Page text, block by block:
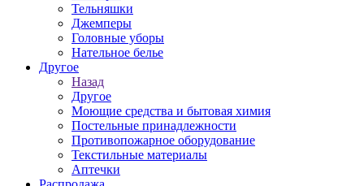
Тельняшки
Джемперы
Головные уборы
Нательное белье
Другое
Назад
Другое
Моющие средства и бытовая химия
Постельные принадлежности
Противопожарное оборудование
Текстильные материалы
Аптечки